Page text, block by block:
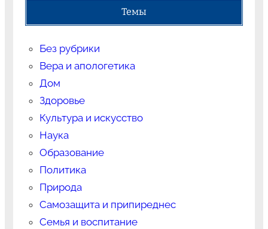
Темы
Без рубрики
Вера и апологетика
Дом
Здоровье
Культура и искусство
Наука
Образование
Политика
Природа
Самозащита и припиреднес
Семья и воспитание